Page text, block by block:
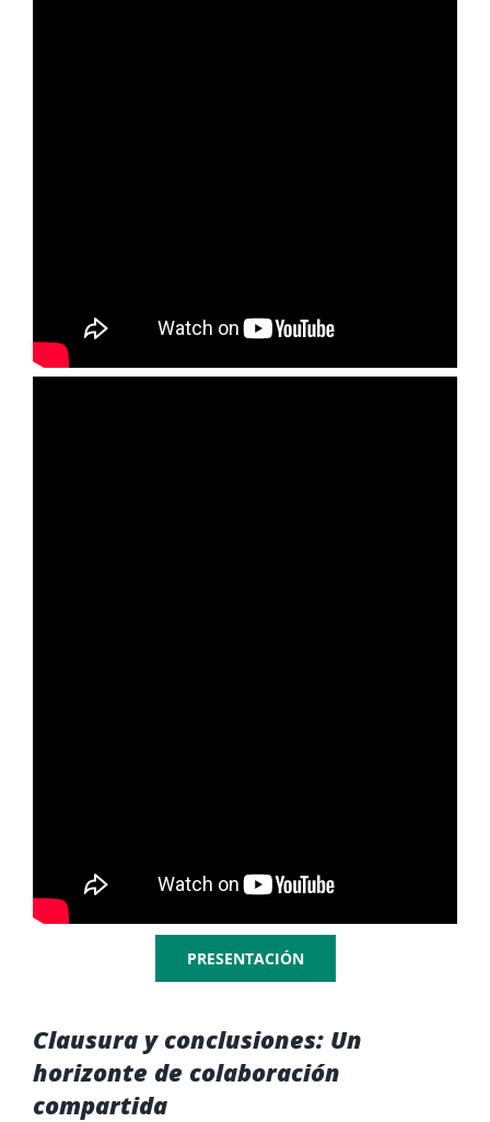
PRESENTACIÓN
Clausura y conclusiones: Un
horizonte de colaboración
compartida